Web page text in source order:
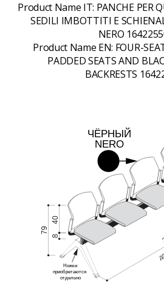
Product Name IT: PANCHE PER
SEDILI IMBOTTITI E
NERO
Product Name EN: FOUR-
PADDED SEATS AND
BACKRESTS